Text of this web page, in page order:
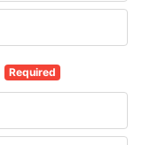
Required